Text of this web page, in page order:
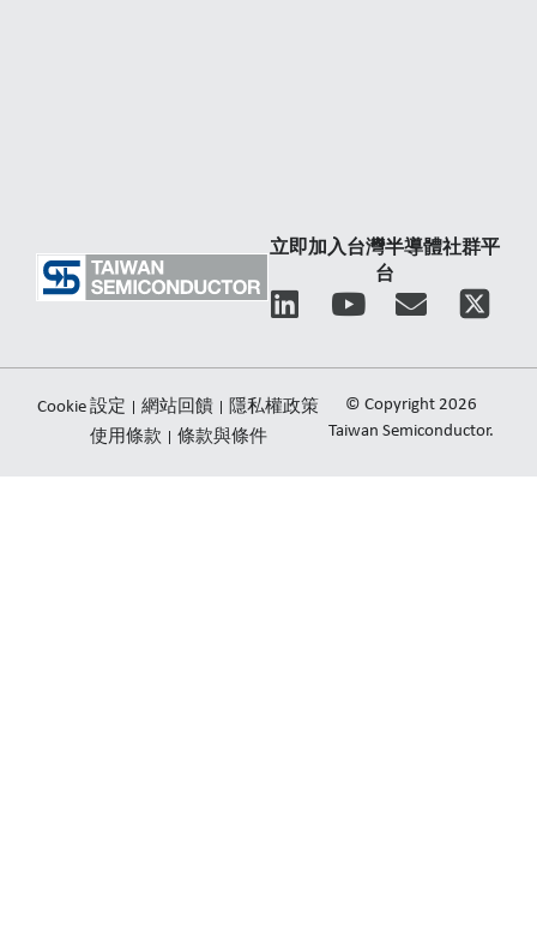
立即加入台灣半導體社群平
台
L
n
k
Y
u
t
u
E
v
e
l
Cookie 設定 網站回饋
隱私權政策
使用條款
條款與條件
© Copyright 2026
Taiwan Semiconductor.